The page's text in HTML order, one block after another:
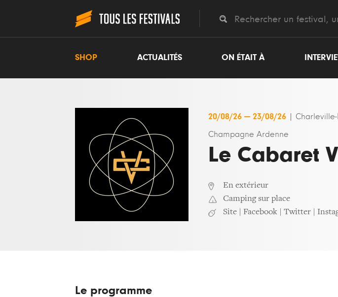
SHOP ACTUALITÉS ON ÉTAIT À
20/08/26 — 23/08/26
Champagne Ardenne
Le Cabaret
En extérieur
Camping sur place
Site
Facebook Twitter
Le programme